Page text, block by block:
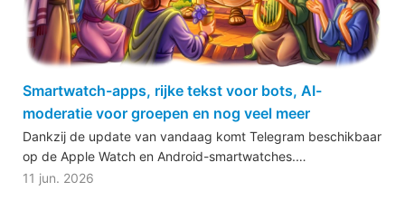
Smartwatch-apps, rijke tekst voor bots, AI-
moderatie voor groepen en nog veel meer
Dankzij de update van vandaag komt Telegram beschikbaar
op de Apple Watch en Android-smartwatches.…
11 jun. 2026